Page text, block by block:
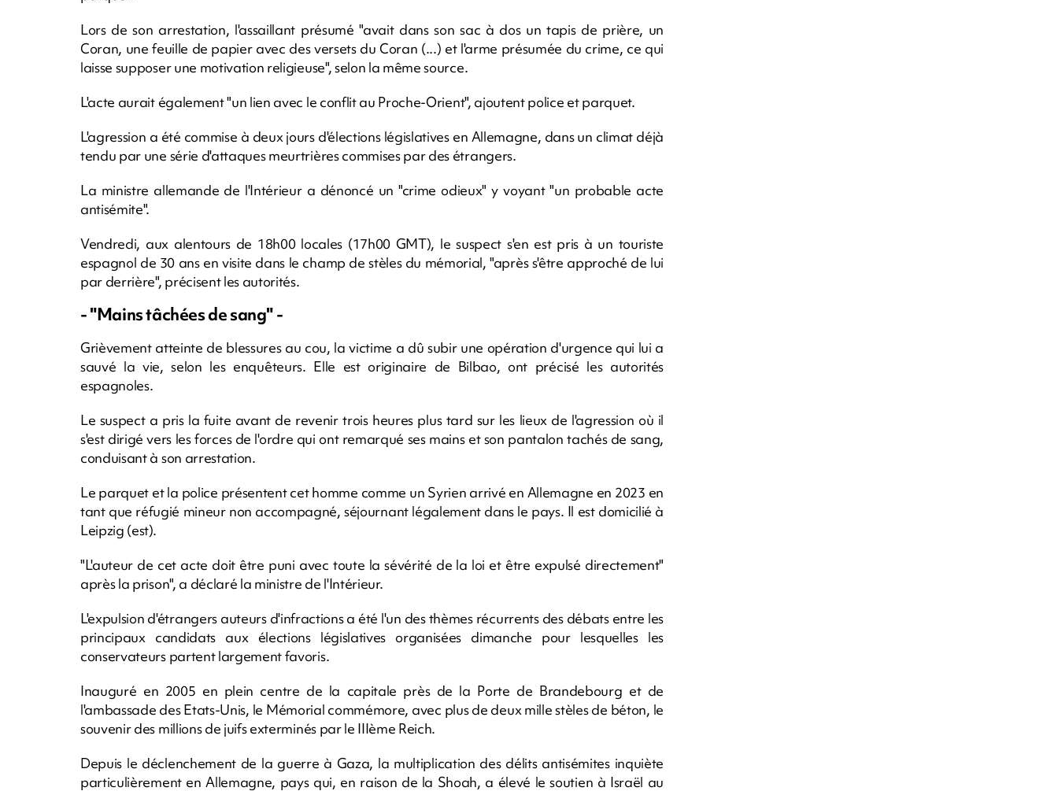
Lors de son arrestation, l'assaillant présumé "avait dans son sac à dos un tapis de prière, un
Coran, une feuille de papier avec des versets du Coran (...) et l'arme présumée du crime, ce qui
laisse supposer une motivation religieuse", selon la même source.
L'acte aurait également "un lien avec le conflit au Proche-Orient", ajoutent police et parquet.
L'agression a été commise à deux jours d'élections législatives en Allemagne, dans un climat déjà
tendu par une série d'attaques meurtrières commises par des étrangers.
La ministre allemande de l'Intérieur a dénoncé un "crime odieux" y voyant "un probable acte
antisémite".
Vendredi, aux alentours de 18h00 locales (17h00 GMT), le suspect s'en est pris à un touriste
espagnol de 30 ans en visite dans le champ de stèles du mémorial, "après s'être approché de lui
par derrière", précisent les autorités.
- "Mains tâchées de sang" -
Grièvement atteinte de blessures au cou, la victime a dû subir une opération d'urgence qui lui a
sauvé la vie, selon les enquêteurs. Elle est originaire de Bilbao, ont précisé les autorités
espagnoles.
Le suspect a pris la fuite avant de revenir trois heures plus tard sur les lieux de l'agression où il
s'est dirigé vers les forces de l'ordre qui ont remarqué ses mains et son pantalon tachés de sang,
conduisant à son arrestation.
Le parquet et la police présentent cet homme comme un Syrien arrivé en Allemagne en 2023 en
tant que réfugié mineur non accompagné, séjournant légalement dans le pays. Il est domicilié à
Leipzig (est).
"L'auteur de cet acte doit être puni avec toute la sévérité de la loi et être expulsé directement"
après la prison", a déclaré la ministre de l'Intérieur.
L'expulsion d'étrangers auteurs d'infractions a été l'un des thèmes récurrents des débats entre les
principaux candidats aux élections législatives organisées dimanche pour lesquelles les
conservateurs partent largement favoris.
Inauguré en 2005 en plein centre de la capitale près de la Porte de Brandebourg et de
l'ambassade des Etats-Unis, le Mémorial commémore, avec plus de deux mille stèles de béton, le
souvenir des millions de juifs exterminés par le IIIème Reich.
Depuis le déclenchement de la guerre à Gaza, la multiplication des délits antisémites inquiète
particulièrement en Allemagne, pays qui, en raison de la Shoah, a élevé le soutien à Israël au